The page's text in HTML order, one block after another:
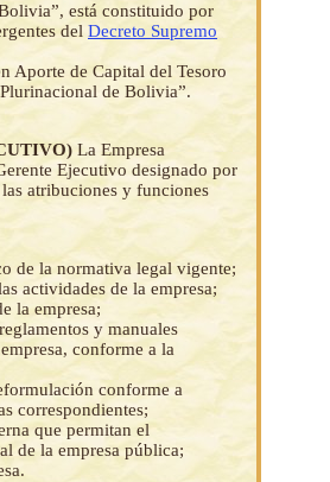
está constituido por
del Decreto Supremo
Aporte de Capital del Tesoro
de Bolivia”.
La Empresa
Ejecutivo designado por
atribuciones y funciones
de la normativa legal vigente;
actividades de la empresa;
la empresa;
y manuales
conforme a la
conforme a
correspondientes;
que permitan el
de la empresa pública;